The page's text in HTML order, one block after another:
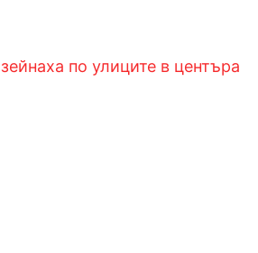
по улиците в центъра